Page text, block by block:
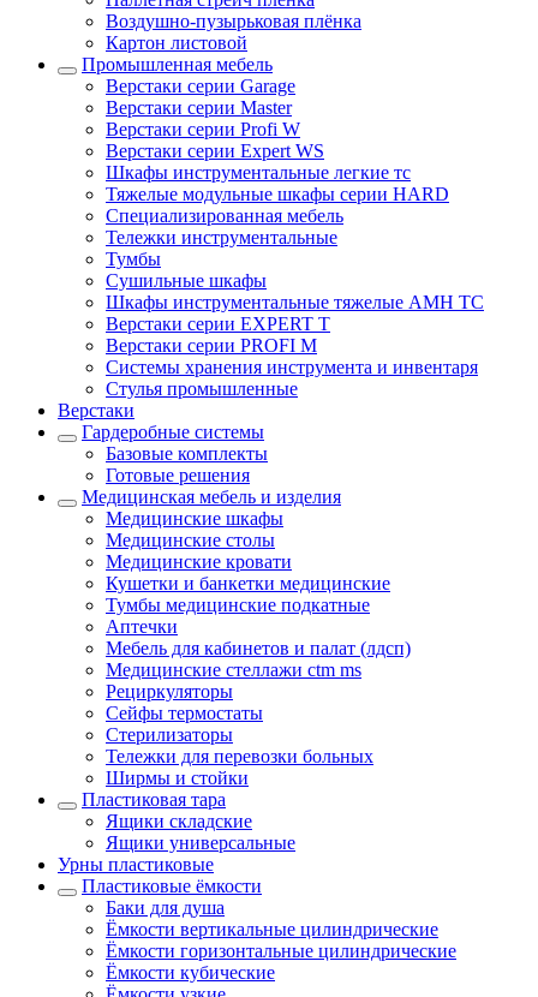
Воздушно-пузырьковая плёнка
Картон листовой
Промышленная мебель
Верстаки серии Garage
Верстаки серии Master
Верстаки серии Profi W
Верстаки серии Expert WS
Шкафы инструментальные легкие тс
Тяжелые модульные шкафы серии HARD
Cпециализированная мебель
Тележки инструментальные
Тумбы
Cушильные шкафы
Шкафы инструментальные тяжелые AMH TC
Верстаки серии EXPERT T
Верстаки серии PROFI M
Системы хранения инструмента и инвентаря
Стулья промышленные
Верстаки
Гардеробные системы
Базовые комплекты
Готовые решения
Медицинская мебель и изделия
Медицинские шкафы
Медицинские столы
Медицинские кровати
Кушетки и банкетки медицинские
Тумбы медицинские подкатные
Аптечки
Мебель для кабинетов и палат (лдсп)
Медицинские стеллажи ctm ms
Рециркуляторы
Сейфы термостаты
Стерилизаторы
Тележки для перевозки больных
Ширмы и стойки
Пластиковая тара
Ящики складские
Ящики универсальные
Урны пластиковые
Пластиковые ёмкости
Баки для душа
Ёмкости вертикальные цилиндрические
Ёмкости горизонтальные цилиндрические
Ёмкости кубические